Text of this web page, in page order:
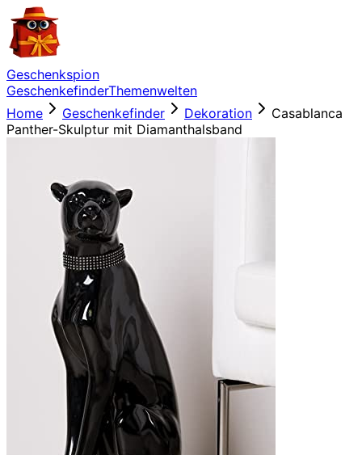
Geschenkspion
GeschenkefinderThemenwelten
Home
Geschenkefinder Dekoration
Casablanca
Panther-Skulptur mit Diamanthalsband